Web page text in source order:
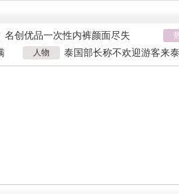
1岁宝宝碰坏纸巾盒三亚酒店索赔
924元
国企拖欠3700万致市政工程停工
名创优品一次性内裤颜面尽失
人物
泰国部长称不欢迎游客来
泰国部长争议发言